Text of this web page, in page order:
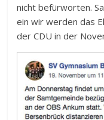
nicht befürworten.
ein wir werden das
der CDU in der